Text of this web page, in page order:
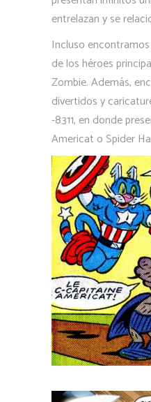
entrelazan y se
Incluso
de los héroes
Zombie. Además,
divertidos y
-8311, en donde
Americat o Spider